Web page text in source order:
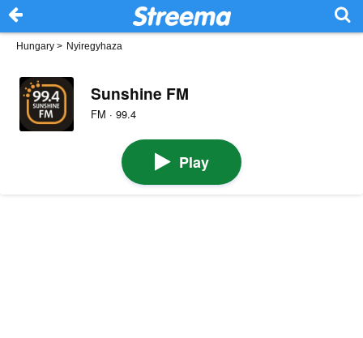
Hungary > Nyiregyhaza
Sunshine FM
FM · 99.4
Play